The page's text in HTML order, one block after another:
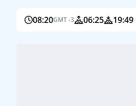
08:20GMT -3 06:25 19:49